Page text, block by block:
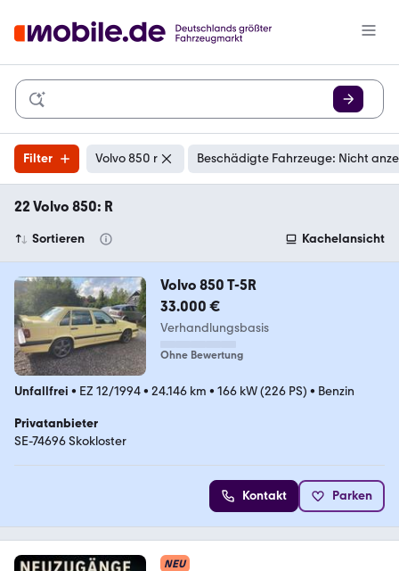
Filter Volvo 850 r Beschädigte Fahrzeuge: Nicht
22 Volvo 850: R
Sortieren Kachelansicht
Volvo 850 T-5R
33.000 €
Verhandlungsbasis
Ohne Bewertung
Unfallfrei • EZ 12/1994• 24.146 km • 166 kW (226 PS) • Benzin
Privatanbieter
SE-74696 Skokloster
Kontakt Parken
NEU